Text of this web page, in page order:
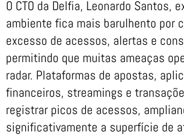
O CTO da Delfia, Leonardo Santos,
ambiente fica mais barulhento por
excesso de acessos, alertas e
permitindo que muitas ameaças
radar. Plataformas de apostas,
financeiros, streamings e
registrar picos de acessos,
significativamente a superfície de